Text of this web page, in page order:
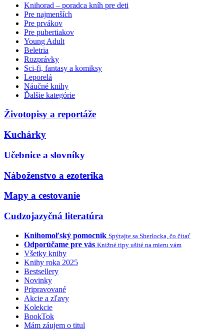
Knihorad – poradca kníh pre deti
Pre najmenších
Pre prvákov
Pre pubertiakov
Young Adult
Beletria
Rozprávky
Sci-fi, fantasy a komiksy
Leporelá
Náučné knihy
Ďalšie kategórie
Životopisy a reportáže
Kuchárky
Učebnice a slovníky
Náboženstvo a ezoterika
Mapy a cestovanie
Cudzojazyčná literatúra
Knihomoľský pomocník Spýtajte sa Sherlocka, čo čítať
Odporúčame pre vás Knižné tipy ušité na mieru vám
Všetky knihy
Knihy roka 2025
Bestsellery
Novinky
Pripravované
Akcie a zľavy
Kolekcie
BookTok
Mám záujem o titul